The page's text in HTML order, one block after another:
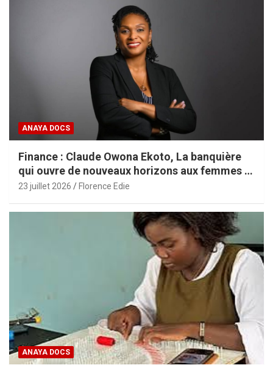
ANAYA DOCS
Finance : Claude Owona Ekoto, La banquière
qui ouvre de nouveaux horizons aux femmes et
aux PME africaines
23 juillet 2026 Florence Edie
ANAYA DOCS